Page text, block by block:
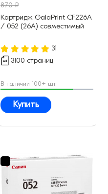
870 ₽
Картридж GalaPrint CF226A
/ 052 (26A) совместимый
31
3100 страниц
В наличии 100+ шт.
Купить